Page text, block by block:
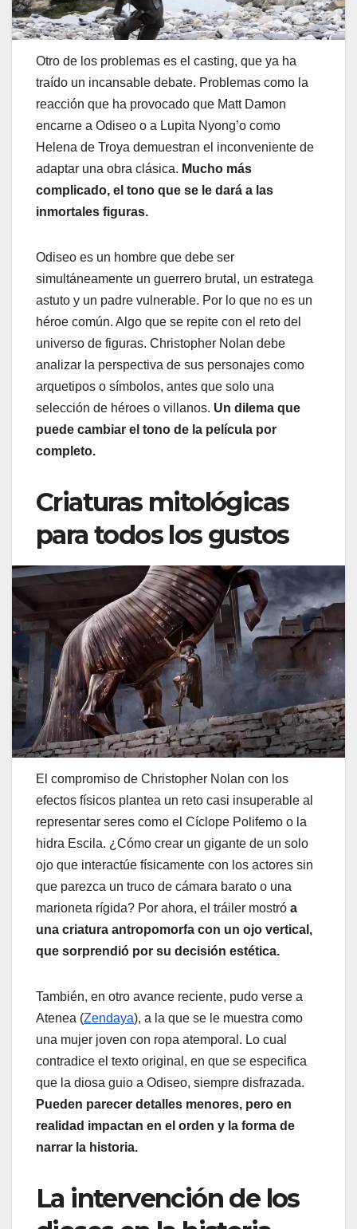
Otro de los problemas es el casting, que ya ha
traído un incansable debate. Problemas como la
reacción que ha provocado que Matt Damon
encarne a Odiseo o a Lupita Nyong’o como
Helena de Troya demuestran el inconveniente de
adaptar una obra clásica. Mucho más
complicado, el tono que se le dará a las
inmortales figuras.
Odiseo es un hombre que debe ser
simultáneamente un guerrero brutal, un estratega
astuto y un padre vulnerable. Por lo que no es un
héroe común. Algo que se repite con el reto del
universo de figuras. Christopher Nolan debe
analizar la perspectiva de sus personajes como
arquetipos o símbolos, antes que solo una
selección de héroes o villanos. Un dilema que
puede cambiar el tono de la película por
completo.
Criaturas mitológicas
para todos los gustos
El compromiso de Christopher Nolan con los
efectos físicos plantea un reto casi insuperable al
representar seres como el Cíclope Polifemo o la
hidra Escila. ¿Cómo crear un gigante de un solo
ojo que interactúe físicamente con los actores sin
que parezca un truco de cámara barato o una
marioneta rígida? Por ahora, el tráiler mostró a
una criatura antropomorfa con un ojo vertical,
que sorprendió por su decisión estética.
También, en otro avance reciente, pudo verse a
Atenea (Zendaya), a la que se le muestra como
una mujer joven con ropa atemporal. Lo cual
contradice el texto original, en que se especifica
que la diosa guio a Odiseo, siempre disfrazada.
Pueden parecer detalles menores, pero en
realidad impactan en el orden y la forma de
narrar la historia.
La intervención de los